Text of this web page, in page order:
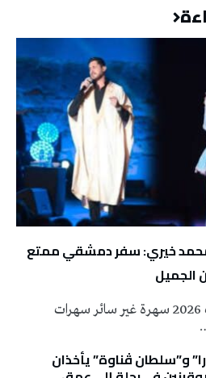
خيري: سفر دمشقي ممتع
الجميل
كانت سهرة الخميس 6 اوت 2026 سهرة غير سائر سهرات
و”سلطان ڤناوة” يأخذان